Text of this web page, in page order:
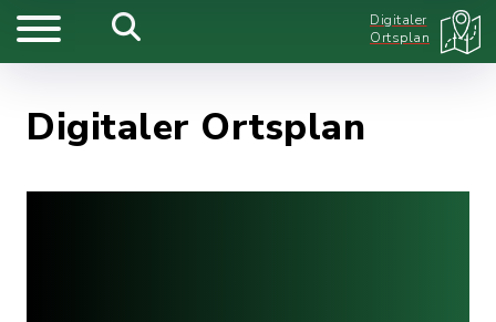
Digitaler
Ortsplan
Digitaler Ortsplan